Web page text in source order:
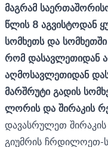
მაგრამ
წლის 8 აგვისტოდან
სომხეთს და
რომ დასავლეთიდან
აღმოსავლეთიდან
მარშრუტი გადის
ლორის და შირაკის
დავასრულეთ
გიუმრის ჩრდილოეთ-